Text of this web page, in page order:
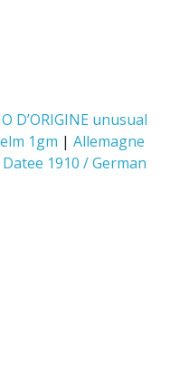
D’ORIGINE unusual
1gm | Allemagne
1910 / German